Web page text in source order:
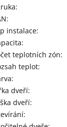
:
:
instalace:
:
teplotních zón:
teplot:
:
dveří:
dveří:
: